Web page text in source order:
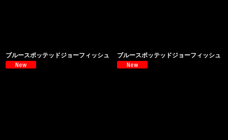
ブルースポッテッドジョーフィッシュ ブルースポッテッドジョーフィッシュ